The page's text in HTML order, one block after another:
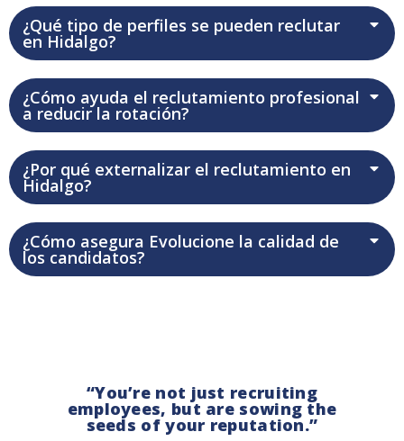
¿Qué tipo de perfiles se pueden reclutar
en Hidalgo?
¿Cómo ayuda el reclutamiento profesional
a reducir la rotación?
¿Por qué externalizar el reclutamiento en
Hidalgo?
¿Cómo asegura Evolucione la calidad de
los candidatos?
“You’re not just recruiting
employees, but are sowing the
seeds of your reputation.”